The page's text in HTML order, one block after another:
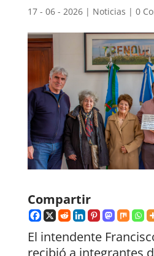
17 - 06 - 2026| Noticias | 0
Compartir
El intendente